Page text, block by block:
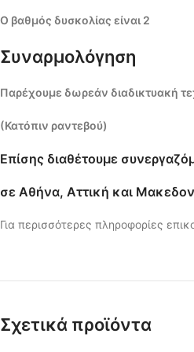
Ο βαθμός δυσκολίας είναι 2
Συναρμολόγηση
Παρέχουμε δωρεάν διαδικτυακή
(Κατόπιν ραντεβού)
Επίσης διαθέτουμε
σε Αθήνα, Αττική και
Για περισσότερες πληροφορίες
Σχετικά προϊόντα